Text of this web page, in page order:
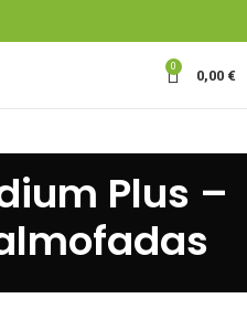
0
0,00 €
Plus –